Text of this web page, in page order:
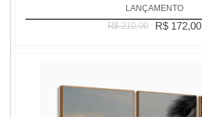
LANÇAMENTO
R$ 210,00 R$ 172,00